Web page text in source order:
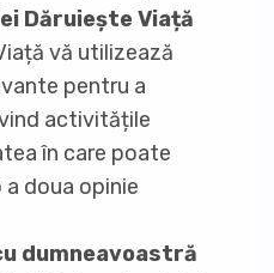
Dăruiește Viață
vă utilizează
pentru a
activitățile
în care poate
doua opinie
dumneavoastră